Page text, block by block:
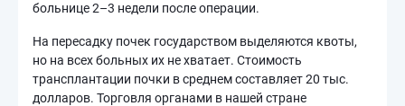
больнице 2–3 недели после операции.
На пересадку почек государством выделяются квоты,
но на всех больных их не хватает. Стоимость
трансплантации почки в среднем составляет 20 тыс.
долларов. Торговля органами в нашей стране